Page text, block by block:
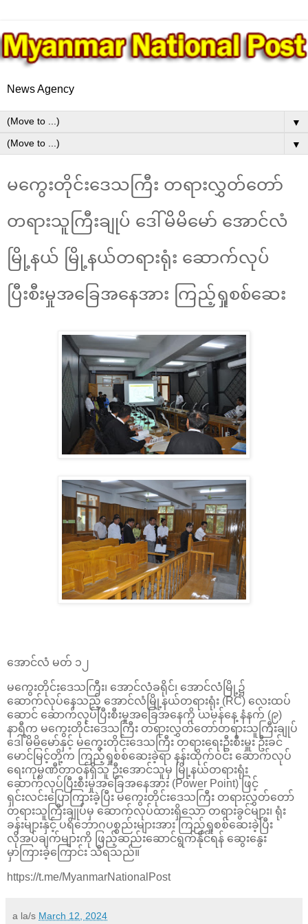
News Agency
▼
▼
မကွေးတိုင်းဒေသကြီး တရားလွှတ်တော်
တရားသူကြီးချုပ် ဒေါ်မိမိမော် အောင်လံ
မြို့နယ် မြို့နယ်တရားရုံး ဆောက်လုပ်
ပြီးစီးမှုအခြေအနေအား ကြည့်ရှုစစ်ဆေး
အောင်လံ မတ် ၁၂
မကွေးတိုင်းဒေသကြီး၊ အောင်လံခရိုင်၊ အောင်လံမြို့၌
ဆောက်လုပ်နေသည့် အောင်လံမြို့နယ်တရားရုံး (RC) လေးထပ်
ဆောင် ဆောက်လုပ်ပြီးစီးမှုအခြေအနေကို ယမန်နေ့ နံနက် (၉)
နာရီက မကွေးတိုင်းဒေသကြီး တရားလွှတ်တော်တရားသူကြီးချုပ်
ဒေါ်မိမိမော်နှင့် မကွေးတိုင်းဒေသကြီး တရားရေးဦးစီးမှူး ဦးခင်
မောင်မြင့်တို့က ကြည့်ရှုစစ်ဆေးခဲ့ရာ နန်းထိုက်ဝင်း ဆောက်လုပ်
ရေးကုမ္ပဏီတာဝန်ရှိသူ ဦးအောင်သူမှ မြို့နယ်တရားရုံး
ဆောက်လုပ်ပြီးစီးမှုအခြေအနေအား (Power Point) ဖြင့်
ရှင်းလင်းပြောကြားခဲ့ပြီး မကွေးတိုင်းဒေသကြီး တရားလွှတ်တော်
တရားသူကြီးချုပ်မှ ဆောက်လုပ်ထားရှိသော တရားခွင်များ၊ ရုံး
ခန်းများနှင့် ပရိဘောဂပစ္စည်းများအား ကြည့်ရှုစစ်ဆေးခဲ့ပြီး
လိုအပ်ချက်များကို ဖြည့်ဆည်းဆောင်ရွက်နိုင်ရန် ဆွေးနွေး
မှာကြားခဲ့ကြောင်း သိရသည်။
https://t.me/MyanmarNationalPost
a la/s March 12, 2024